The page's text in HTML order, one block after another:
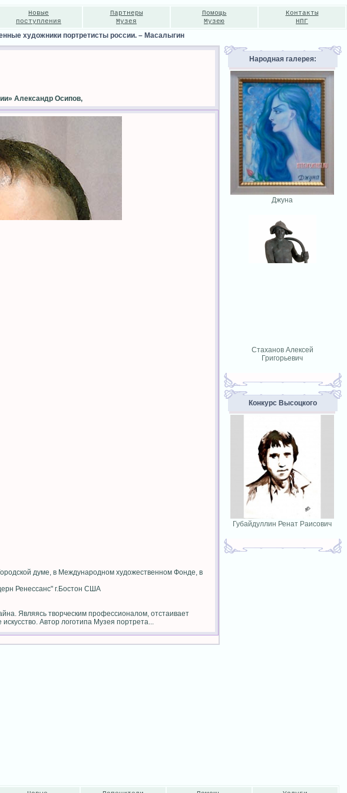
Новые
поступления
Партнеры
Музея
Помощь
Музею
Контакты
НПГ
художники портретисты россии. – Масалыгин
Александр Осипов,
думе, в Международном художественном Фонде, в
Ренессанс" г.Бостон США
Являясь творческим профессионалом, отстаивает
Автор логотипа Музея портрета...
Народная галерея:
Джуна
Стаханов Алексей
Григорьевич
Конкурс Высоцкого
Губайдуллин Ренат Раисович